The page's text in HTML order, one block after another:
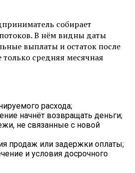
собирает
В нём видны даты
выплаты и остаток после
средняя месячная
расхода;
начнёт возвращать деньги;
не связанные с новой
продаж или задержки оплаты;
и условия досрочного